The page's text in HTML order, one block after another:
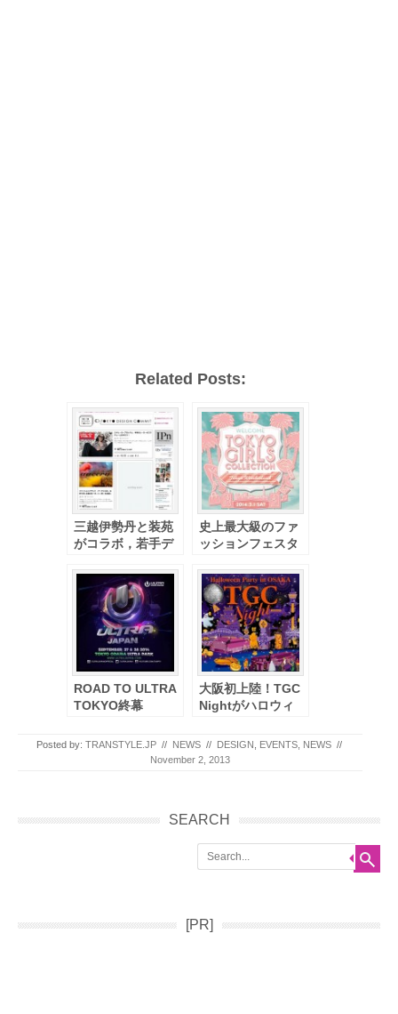
Related Posts:
三越伊勢丹と装苑
がコラボ，若手デ
イ ターの支援など
で日本のファッシ
ョンビジネスの中
長期的な成長を目
史上最大級のファ
ッションフェスタ
ルズコレクション
2014
SPRING/SUMMER
』 開催へ
ROAD TO ULTRA
TOKYO終幕
2014の開催が決定
大阪初上陸！TGC
Nightがハロウィ
『TGC Night
Halloween Party
Posted by: TRANSTYLE.JP // NEWS // DESIGN EVENTS, NEWS //
November 2, 2013
SEARCH
Search
[PR]